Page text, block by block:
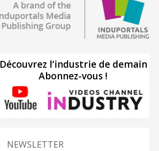
Découvrez l’industrie de demain
Abonnez-vous !
NEWSLETTER